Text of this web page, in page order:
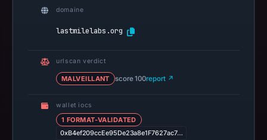
NAMECHEAP
INC,
address
199.188.201.81,
domaine
lastmilelabs.org
urlscan verdict
MALVEILLANT score 100report ↗
wallet iocs
1 FORMAT-VALIDATED
0xB4ef209ccEe95De23a8e1F7627ac7…